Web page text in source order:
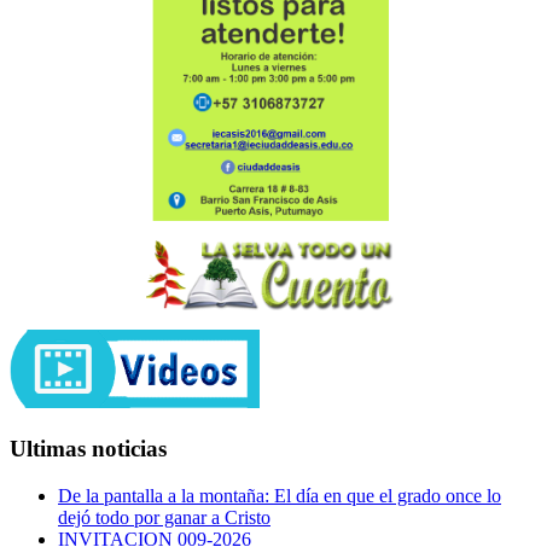
Ultimas noticias
De la pantalla a la montaña: El día en que el grado once lo
dejó todo por ganar a Cristo
INVITACION 009-2026